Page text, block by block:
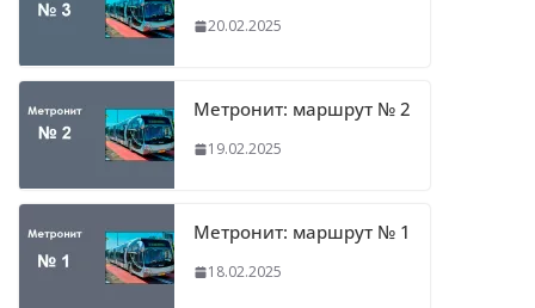
20.02.2025
Метронит: маршрут № 2
19.02.2025
Метронит: маршрут № 1
18.02.2025